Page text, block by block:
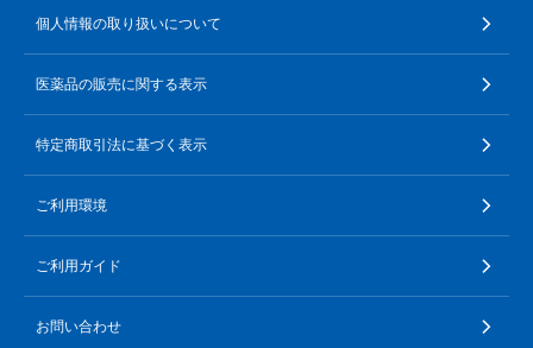
個人情報の取り扱いについて
医薬品の販売に関する表示
特定商取引法に基づく表示
ご利用環境
ご利用ガイド
お問い合わせ